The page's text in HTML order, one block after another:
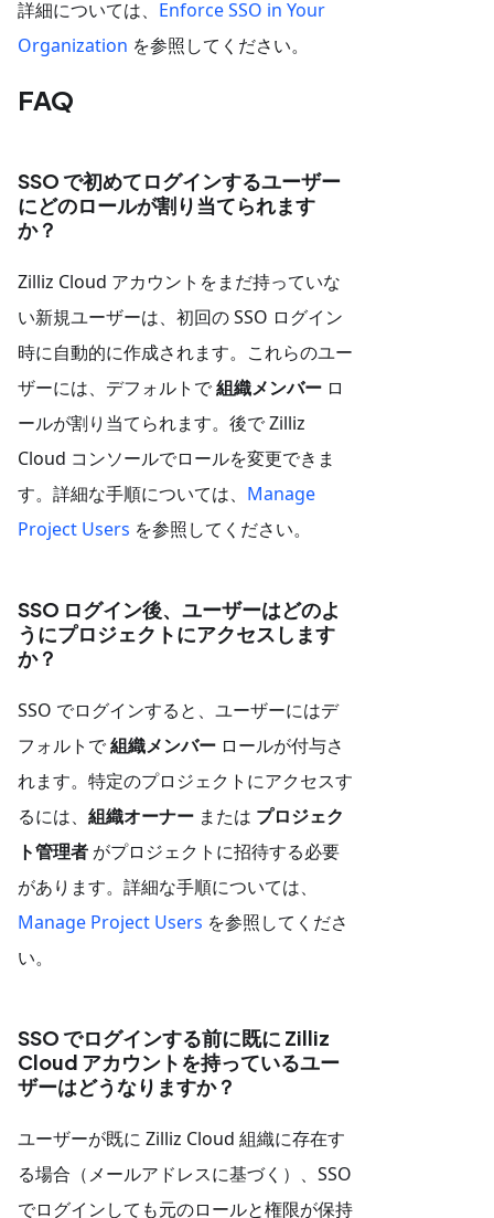
詳細については、 Enforce SSO in Your
Organization を参照してください。
FAQ
SSO で初めてログインするユーザー
にどのロールが割り当てられます
か？
Zilliz Cloud アカウントをまだ持っていな
い新規ユーザーは、初回の SSO ログイン
時に自動的に作成されます。これらのユー
ザーには、デフォルトで組織メンバー ロ
ールが割り当てられます。後で Zilliz
Cloud コンソールでロールを変更できま
す。詳細な手順については、 Manage
Project Users を参照してください。
SSO ログイン後、ユーザーはどのよ
うにプロジェクトにアクセスします
か？
SSO でログインすると、ユーザーにはデ
フォルトで組織メンバー ロールが付与さ
れます。特定のプロジェクトにアクセスす
るには、 組織オーナー または プロジェク
ト管理者 がプロジェクトに招待する必要
があります。詳細な手順については、
Manage Project Users を参照してくださ
い。
SSO でログインする前に既に Zilliz
Cloud アカウントを持っているユー
ザーはどうなりますか？
ユーザーが既に Zilliz Cloud 組織に存在す
る場合（メールアドレスに基づく）、SSO
でログインしても元のロールと権限が保持